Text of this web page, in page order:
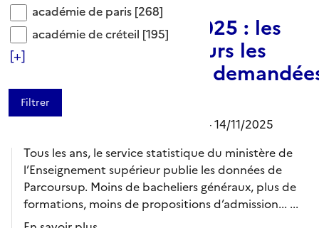
académie de paris
académie de paris [268]
académie de créteil
académie de créteil [195]
[+]
Bilan Parcoursup 2025 : les
licences sont toujours les
formations les plus
(...et acceptées)
- 14/11/2025
Tous les ans, le service statistique du ministère de
l’Enseignement supérieur publie les données de
Parcoursup. Moins de bacheliers généraux, plus de
formations, moins de propositions d’admission... ...